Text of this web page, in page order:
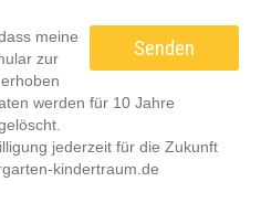
meine
zur
werden für 10 Jahre
jederzeit für die Zukunft
kindertraum.de